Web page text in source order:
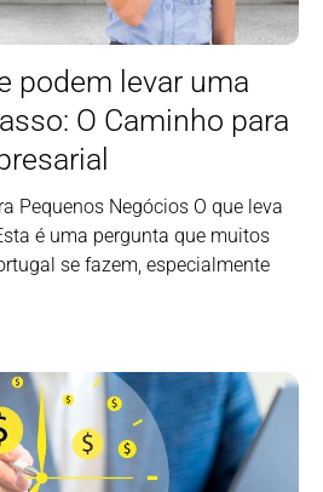
podem levar uma
O Caminho para
Pequenos Negócios O que leva
é uma pergunta que muitos
se fazem, especialmente